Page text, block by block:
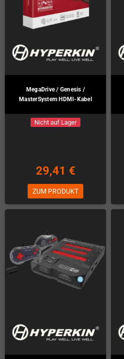
MegaDrive / Genesis /
MasterSystem HDMI-Kabel
Nicht auf Lager
29,41 €
ZUM PRODUKT